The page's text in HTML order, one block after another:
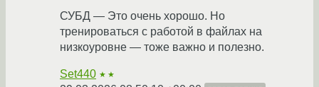
СУБД — Это очень хорошо. Но
тренироваться с работой в файлах на
низкоуровне — тоже важно и полезно.
Set440 ★★